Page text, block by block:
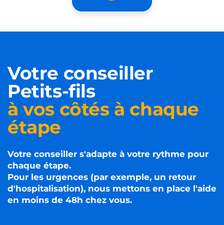
Votre conseiller
Petits-fils
à vos côtés à chaque
étape
Votre conseiller s'adapte à votre rythme pour
chaque étape.
Pour les urgences (par exemple, un retour
d'hospitalisation), nous mettons en place l'aide
en moins de 48h chez vous.